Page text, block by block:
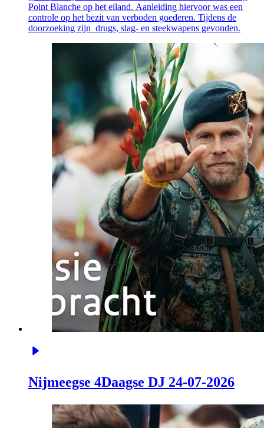
Point Blanche op het eiland. Aanleiding hiervoor was een
controle op het bezit van verboden goederen. Tijdens de
doorzoeking zijn drugs, slag- en steekwapens gevonden.
Nijmeegse 4Daagse DJ 24-07-2026